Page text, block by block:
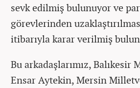
sevk edilmiş bulunuyor ve
görevlerinden
itibarıyla karar verilmiş
Bu arkadaşlarımız,
Ensar Aytekin, Mersin